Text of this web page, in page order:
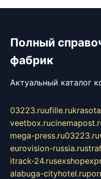
Полный
фабрик
Актуальный каталог
03223.ruufille.ru
veetbox.ru
mega-press.ru03223.ru
eurovision-russia.ru
itrack-24.ru
alabuga-cityhotel.ru